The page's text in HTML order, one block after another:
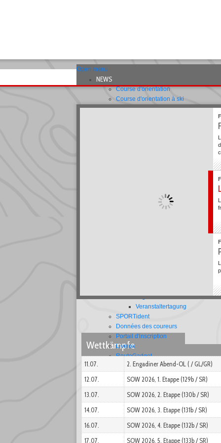
Open menu
NEWS
Course d'orientation
Course d'orientation à ski
VTT-Orientation
Règlements de courses
Règlement orientation à ski
Organisationshilfen
Veranstaltertagung
SPORTident
Données des coureurs
Portail d'inscription
Livelox
RouteGadget
FEDERATION
Grundlagen
Strategie
Statuts
FTEM-Verbandskonzept
Verhaltenskodex
Clubs
Wettkämpfe
11.07.
2. Engadiner Abend-OL ( / GL/GR)
12.07.
SOW 2026, 1. Etappe (129b / SR)
13.07.
SOW 2026, 2. Etappe (130b / SR)
14.07.
SOW 2026, 3. Etappe (131b / SR)
16.07.
SOW 2026, 4. Etappe (132b / SR)
17.07.
SOW 2026, 5. Etappe (133b / SR)